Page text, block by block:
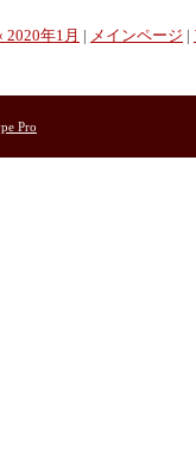
2020年1月 | メインページ |
Pro